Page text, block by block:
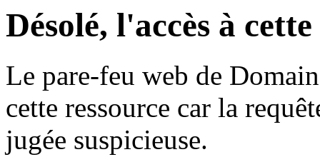
Désolé, l'accès à
Le pare-feu web de
cette ressource car la
jugée suspicieuse.